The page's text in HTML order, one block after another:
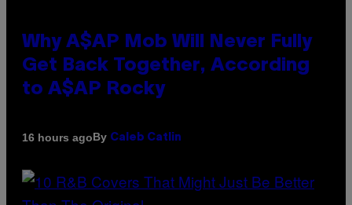
Why A$AP Mob Will Never Fully
Get Back Together, According
to A$AP Rocky
16 hours agoBy Caleb Catlin